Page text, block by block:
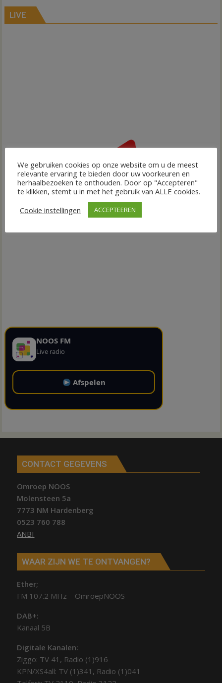
LIVE
NOOS FM
Live radio
Afspelen
CONTACT GEGEVENS
Omroep NOOS
Molensteen 5a
7773 NM Hardenberg
0523 760 788
ANBI
WAAR ZIJN WE TE ONTVANGEN?
Ether;
FM 107.2 MHz – OmroepNOOS
DAB+:
Kanaal 5B
Digitale Kanalen:
Ziggo: TV 41, Radio (1)916
KPN/XS4all: TV (1)341, Radio (1)041
We gebruiken cookies op onze website om u de meest
relevante ervaring te bieden door uw voorkeuren en
herhaalbezoeken te onthouden. Door op "Accepteren"
te klikken, stemt u in met het gebruik van ALLE cookies.
Cookie instellingen
ACCEPTEEREN